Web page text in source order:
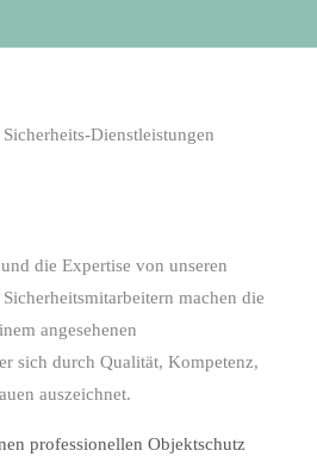
Dienstleistungen
die Expertise von unseren
machen die
angesehenen
sich durch Qualität, Kompetenz,
auszeichnet.
professionellen Objektschutz